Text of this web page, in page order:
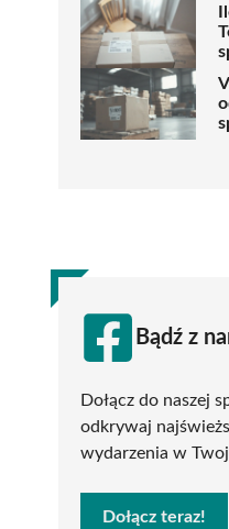
Bądź z
Dołącz do naszej
odkrywaj
wydarzenia w
Dołącz teraz!